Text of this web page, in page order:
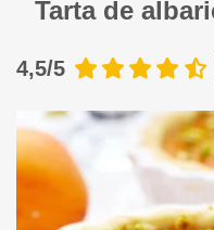
Tarta de
4,5/5